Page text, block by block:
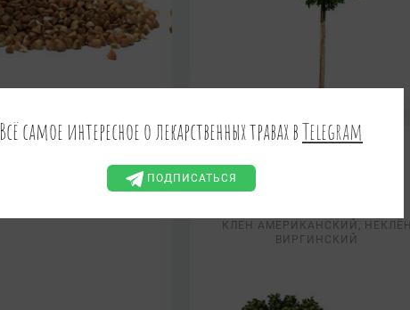
Клен ясенелистный
КЛЕН АМЕРИКАНСКИЙ, НЕКЛЁН
ВИРГИНСКИЙ
Всё самое интересное о лекарственных травах вTelegram
ПОДПИСАТЬСЯ